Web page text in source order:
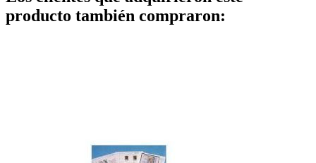
producto también compraron: